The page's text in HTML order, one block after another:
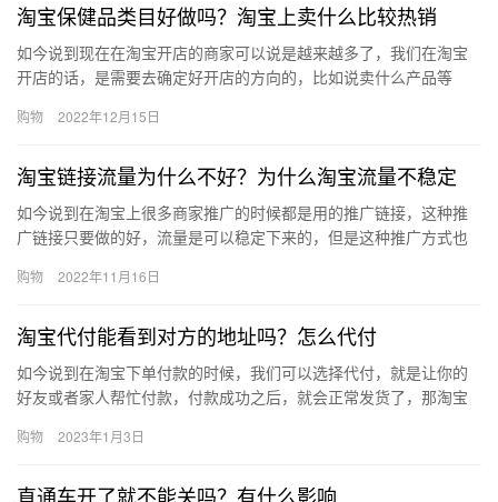
淘宝保健品类目好做吗？淘宝上卖什么比较热销
如今说到现在在淘宝开店的商家可以说是越来越多了，我们在淘宝
开店的话，是需要去确定好开店的方向的，比如说卖什么产品等
吧。淘宝…
购物 2022年12月15日
淘宝链接流量为什么不好？为什么淘宝流量不稳定
如今说到在淘宝上很多商家推广的时候都是用的推广链接，这种推
广链接只要做的好，流量是可以稳定下来的，但是这种推广方式也
下面…
购物 2022年11月16日
淘宝代付能看到对方的地址吗？怎么代付
如今说到在淘宝下单付款的时候，我们可以选择代付，就是让你的
好友或者家人帮忙付款，付款成功之后，就会正常发货了，那淘宝
看到对…
购物 2023年1月3日
直通车开了就不能关吗？有什么影响